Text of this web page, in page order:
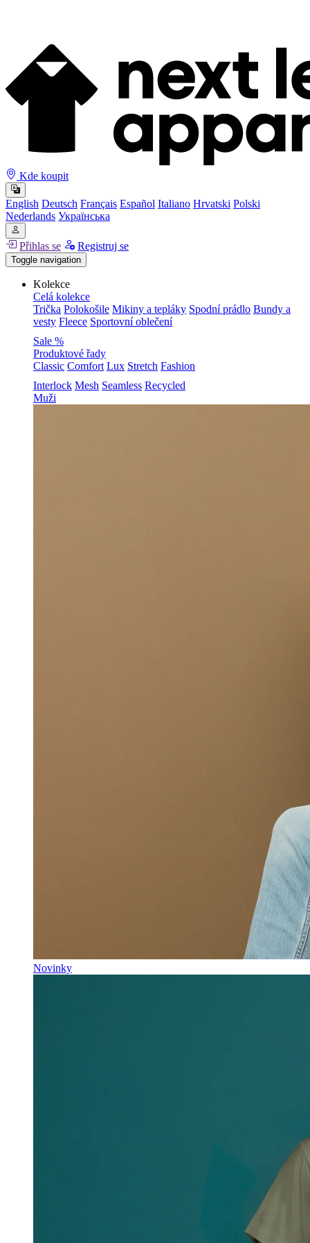
Kde koupit
English Deutsch Français Español Italiano Hrvatski Polski
Nederlands Українська
Přihlas se Registruj se
Toggle navigation
Kolekce
Celá kolekce
Trička Polokošile Mikiny a tepláky Spodní prádlo Bundy a
vesty Fleece Sportovní oblečení
Sale %
Produktové řady
Classic Comfort Lux Stretch Fashion
Interlock Mesh Seamless Recycled
Muži
Novinky